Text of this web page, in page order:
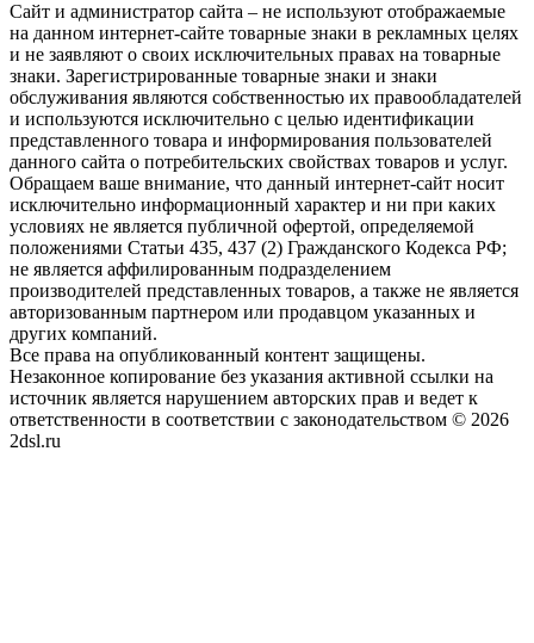
Сайт и администратор сайта – не используют отображаемые
на данном интернет-сайте товарные знаки в рекламных целях
и не заявляют о своих исключительных правах на товарные
знаки. Зарегистрированные товарные знаки и знаки
обслуживания являются собственностью их правообладателей
и используются исключительно с целью идентификации
представленного товара и информирования пользователей
данного сайта о потребительских свойствах товаров и услуг.
Обращаем ваше внимание, что данный интернет-сайт носит
исключительно информационный характер и ни при каких
условиях не является публичной офертой, определяемой
положениями Статьи 435, 437 (2) Гражданского Кодекса РФ;
не является аффилированным подразделением
производителей представленных товаров, а также не является
авторизованным партнером или продавцом указанных и
других компаний.
Все права на опубликованный контент защищены.
Незаконное копирование без указания активной ссылки на
источник является нарушением авторских прав и ведет к
ответственности в соответствии с законодательством © 2026
2dsl.ru